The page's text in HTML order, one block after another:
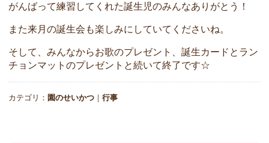
がんばって練習してくれた誕生児のみんなありがとう！
また来月の誕生会も楽しみにしていてくださいね。
そして、みんなからお歌のプレゼント、誕生カードとラン
チョンマットのプレゼントと続いて終了です☆
カテゴリ： 園のせいかつ ｜ 行事